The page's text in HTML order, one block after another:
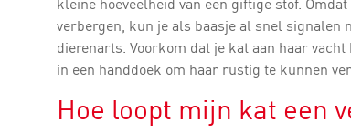
verbergen, kun je als baasje al snel signalen
dierenarts. Voorkom dat je kat aan haar
in een handdoek om haar rustig te kunnen
Hoe loopt mijn kat een